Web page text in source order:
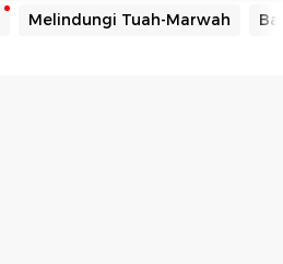
Melindungi Tuah-Marwah